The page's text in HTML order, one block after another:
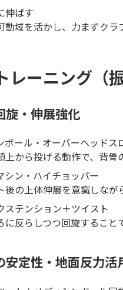
伸ばす
動域を活かし、力まずクラ
レーニング（
旋・伸展強化
ボール・オーバーヘッドス
上から投げる動作で、背骨
シン・ハイチョッパー
後の上体伸展を意識しなが
ステンション＋ツイスト
に反らしつつ回旋すること
安定性・地面反力活